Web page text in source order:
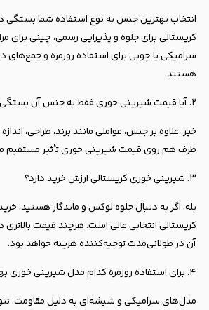
انتخاب بهترین جنس به نوع استفاده شما بستگی
کریستالی برای جلوه و پذیرایی رسمی، چینی برای
سرامیکی یا چوبی برای استفاده روزمره و جمع‌های
هستند.
۲. آیا قیمت شیرینی خوری فقط به جنس آن بستگی دارد؟
خیر. علاوه بر جنس، عواملی مانند برند، طراحی،
ظرف هم روی قیمت شیرینی خوری تأثیر مستقیم
۳. شیرینی خوری کریستالی ارزش خرید دارد؟
بله، اگر به دنبال جلوه لوکس و ماندگار هستید،
کریستالی انتخابی عالی است. هرچند قیمت بالاتری
آن در طولانی‌مدت توجیه‌کننده هزینه خواهد بود.
۴. برای استفاده روزمره کدام مدل شیرینی خوری بهتر است؟
مدل‌های سرامیکی و شیشه‌ای به دلیل مقاومت،